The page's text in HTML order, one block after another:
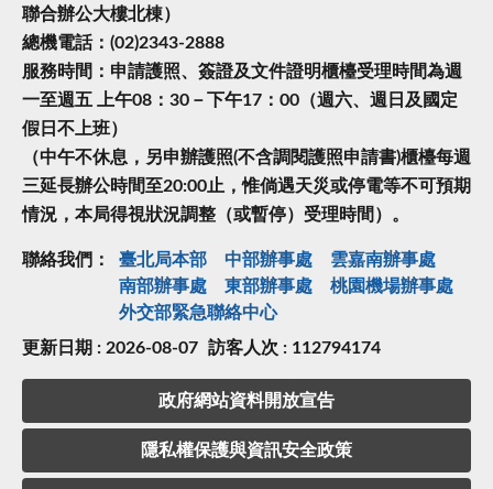
聯合辦公大樓北棟）
總機電話：(02)2343-2888
服務時間：申請護照、簽證及文件證明櫃檯受理時間為週
一至週五 上午08：30－下午17：00（週六、週日及國定
假日不上班）
（中午不休息，另申辦護照(不含調閱護照申請書)櫃檯每週
三延長辦公時間至20:00止，惟倘遇天災或停電等不可預期
情況，本局得視狀況調整（或暫停）受理時間）。
聯絡我們： 臺北局本部 中部辦事處
雲嘉南辦事處
南部辦事處
東部辦事處
桃園機場辦事處
外交部緊急聯絡中⼼
更新日期 : 2026-08-07 訪客人次 : 112794174
政府網站資料開放宣告
隱私權保護與資訊安全政策